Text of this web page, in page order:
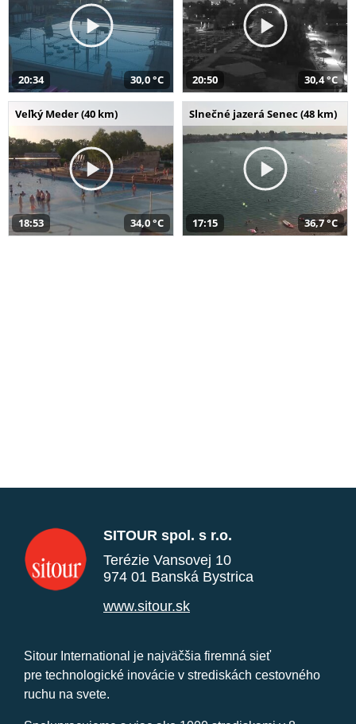
20:34 30,0 °C 20:50 30,4 °C
Veľký Meder (40 km)
18:53 34,0 °C
Slnečné jazerá Senec (48 km)
17:15 36,7 °C
SITOUR spol. s r.o.
Terézie Vansovej 10
974 01 Banská Bystrica
www.sitour.sk
Sitour International je najväčšia firemná sieť
pre technologické inovácie v strediskách cestovného
ruchu na svete.